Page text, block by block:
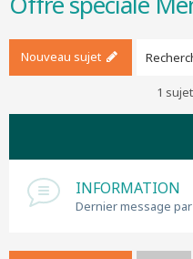
Nouveau sujet
1
INFORMATION
Dernier message par